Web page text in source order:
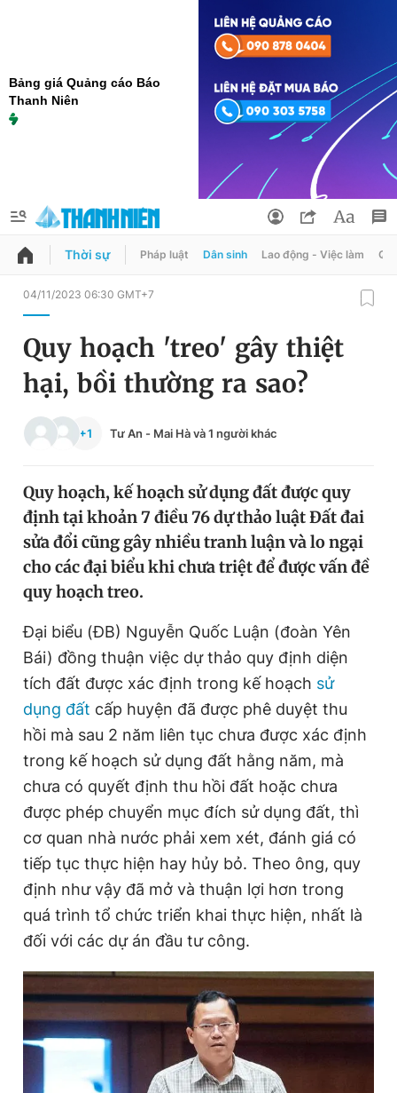
Bảng giá Quảng cáo Báo
Thanh Niên
QUẢNG CÁO
Chuyên mục
Chuyên mục khác
Tin thị trường Tin 360
Video Magazine
Sản phẩm khác
Tiện ích Bạn cần biết
Thông tin tòa soạn Liên hệ quảng cáo
Đọc Thanh Niên trên điện thoại
Hotline
0906 645 777
Liên hệ quảng cáo
0908 780 404
Đặt báo Quảng cáo RSS Tòa soạn
Đổi mật khẩu
Tin đã lưu
Tin đã xem
Đăng xuất
Thời sự Pháp luật Dân sinh Lao động - Việc làm
04/11/2023 06:30 GMT+7
Quy hoạch 'treo' gây thiệt
hại, bồi thường ra sao?
+1 Tư An - Mai Hàvà 1 người khác
Quy hoạch, kế hoạch sử dụng đất được quy
định tại khoản 7 điều 76 dự thảo luật Đất đai
sửa đổi cũng gây nhiều tranh luận và lo ngại
cho các đại biểu khi chưa triệt để được vấn đề
quy hoạch treo.
Đại biểu (ĐB) Nguyễn Quốc Luận (đoàn Yên
Bái) đồng thuận việc dự thảo quy định diện
tích đất được xác định trong kế hoạch sử
dụng đất cấp huyện đã được phê duyệt thu
hồi mà sau 2 năm liên tục chưa được xác định
trong kế hoạch sử dụng đất hằng năm, mà
chưa có quyết định thu hồi đất hoặc chưa
được phép chuyển mục đích sử dụng đất, thì
cơ quan nhà nước phải xem xét, đánh giá có
tiếp tục thực hiện hay hủy bỏ. Theo ông, quy
định như vậy đã mở và thuận lợi hơn trong
quá trình tổ chức triển khai thực hiện, nhất là
đối với các dự án đầu tư công.